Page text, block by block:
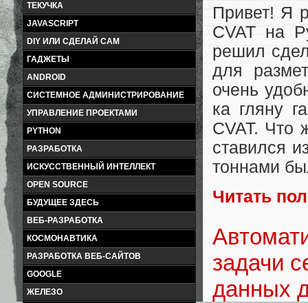
ТЕКУЧКА
JAVASCRIPT
DIY ИЛИ СДЕЛАЙ САМ
ГАДЖЕТЫ
ANDROID
СИСТЕМНОЕ АДМИНИСТРИРОВАНИЕ
УПРАВЛЕНИЕ ПРОЕКТАМИ
PYTHON
РАЗРАБОТКА
ИСКУССТВЕННЫЙ ИНТЕЛЛЕКТ
OPEN SOURCE
БУДУЩЕЕ ЗДЕСЬ
ВЕБ-РАЗРАБОТКА
КОСМОНАВТИКА
РАЗРАБОТКА ВЕБ-САЙТОВ
GOOGLE
ЖЕЛЕЗО
Привет! Я
CVAT на
решил
для
очень
ка гляну
CVAT. Что
ставился
тоннами
Читать
задачи
данных